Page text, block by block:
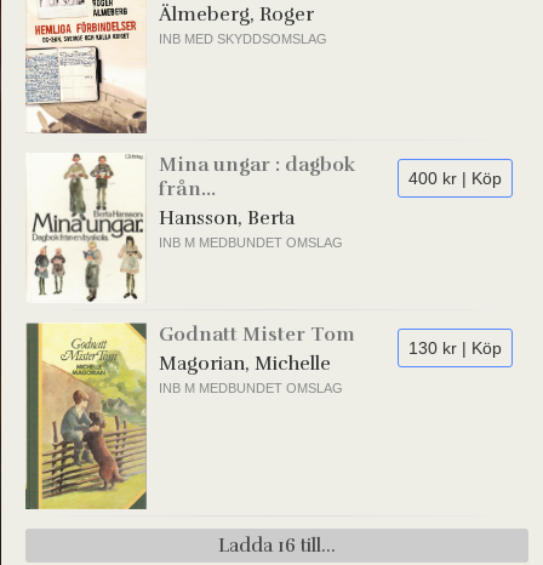
Älmeberg, Roger
INB MED SKYDDSOMSLAG
400 kr | Köp
Mina ungar : dagbok
från...
Hansson, Berta
INB M MEDBUNDET OMSLAG
130 kr | Köp
Godnatt Mister Tom
Magorian, Michelle
INB M MEDBUNDET OMSLAG
Ladda 16 till...